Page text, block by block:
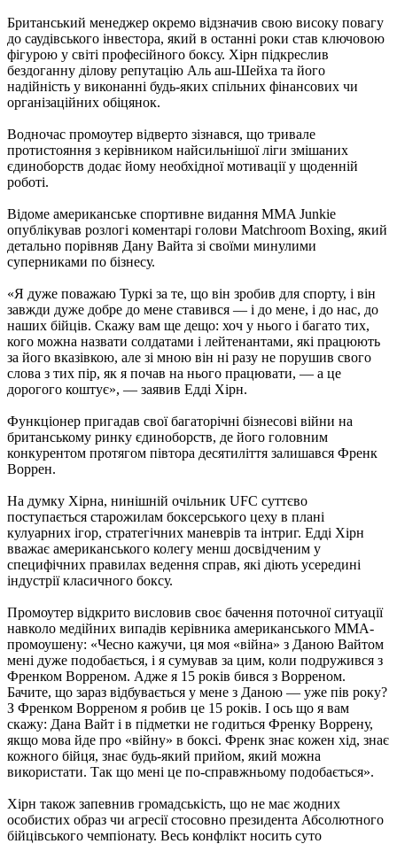
Британський менеджер окремо відзначив свою високу повагу
до саудівського інвестора, який в останні роки став ключовою
фігурою у світі професійного боксу. Хірн підкреслив
бездоганну ділову репутацію Аль аш-Шейха та його
надійність у виконанні будь-яких спільних фінансових чи
організаційних обіцянок.
Водночас промоутер відверто зізнався, що тривале
протистояння з керівником найсильнішої ліги змішаних
єдиноборств додає йому необхідної мотивації у щоденній
роботі.
Відоме американське спортивне видання MMA Junkie
опублікував розлогі коментарі голови Matchroom Boxing, який
детально порівняв Дану Вайта зі своїми минулими
суперниками по бізнесу.
«Я дуже поважаю Туркі за те, що він зробив для спорту, і він
завжди дуже добре до мене ставився — і до мене, і до нас, до
наших бійців. Скажу вам ще дещо: хоч у нього і багато тих,
кого можна назвати солдатами і лейтенантами, які працюють
за його вказівкою, але зі мною він ні разу не порушив свого
слова з тих пір, як я почав на нього працювати, — а це
дорогого коштує», — заявив Едді Хірн.
Функціонер пригадав свої багаторічні бізнесові війни на
британському ринку єдиноборств, де його головним
конкурентом протягом півтора десятиліття залишався Френк
Воррен.
На думку Хірна, нинішній очільник UFC суттєво
поступається старожилам боксерського цеху в плані
кулуарних ігор, стратегічних маневрів та інтриг. Едді Хірн
вважає американського колегу менш досвідченим у
специфічних правилах ведення справ, які діють усередині
індустрії класичного боксу.
Промоутер відкрито висловив своє бачення поточної ситуації
навколо медійних випадів керівника американського MMA-
промоушену: «Чесно кажучи, ця моя «війна» з Даною Вайтом
мені дуже подобається, і я сумував за цим, коли подружився з
Френком Ворреном. Адже я 15 років бився з Ворреном.
Бачите, що зараз відбувається у мене з Даною — уже пів року?
З Френком Ворреном я робив це 15 років. І ось що я вам
скажу: Дана Вайт і в підметки не годиться Френку Воррену,
якщо мова йде про «війну» в боксі. Френк знає кожен хід, знає
кожного бійця, знає будь-який прийом, який можна
використати. Так що мені це по-справжньому подобається».
Хірн також запевнив громадськість, що не має жодних
особистих образ чи агресії стосовно президента Абсолютного
бійцівського чемпіонату. Весь конфлікт носить суто